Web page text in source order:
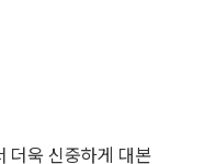
더욱 신중하게 대본